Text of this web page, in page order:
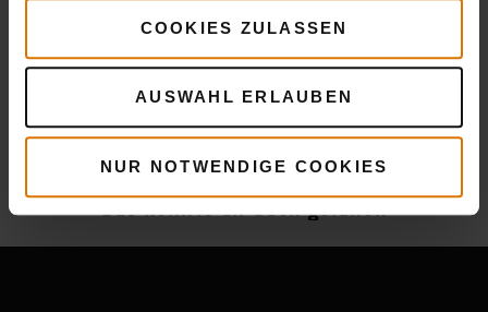
COOKIES ZULASSEN
AUSWAHL ERLAUBEN
NUR NOTWENDIGE COOKIES
MehrRezepte
Das könnte dir auch gefallen